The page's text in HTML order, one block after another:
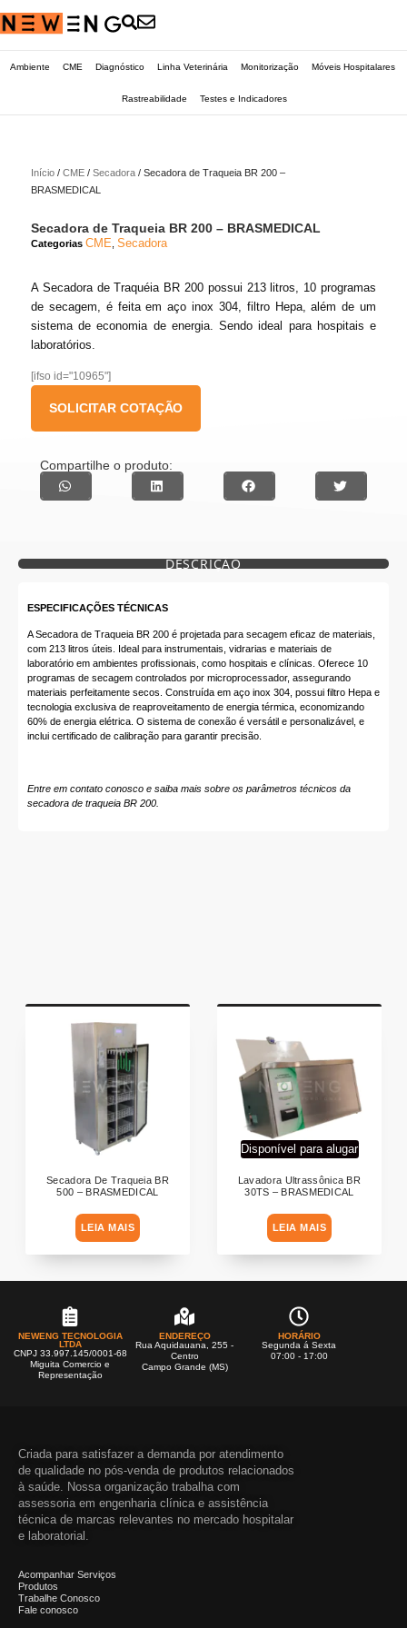
Ambiente CME Diagnóstico Linha Veterinária Monitorização Móveis Hospitalares
Rastreabilidade Testes e Indicadores
Início / CME / Secadora / Secadora de Traqueia BR 200 –
BRASMEDICAL
Secadora de Traqueia BR 200 – BRASMEDICAL
Categorias CME Secadora
A Secadora de Traquéia BR 200 possui 213 litros, 10 programas
de secagem, é feita em aço inox 304, filtro Hepa, além de um
sistema de economia de energia. Sendo ideal para hospitais e
laboratórios.
[ifso id="10965"]
SOLICITAR COTAÇÃO
Compartilhe o produto:
DESCRIÇÃO
ESPECIFICAÇÕES TÉCNICAS
A Secadora de Traqueia BR 200 é projetada para secagem eficaz de materiais,
com 213 litros úteis. Ideal para instrumentais, vidrarias e materiais de
laboratório em ambientes profissionais, como hospitais e clínicas. Oferece 10
programas de secagem controlados por microprocessador, assegurando
materiais perfeitamente secos. Construída em aço inox 304, possui filtro Hepa e
tecnologia exclusiva de reaproveitamento de energia térmica, economizando
60% de energia elétrica. O sistema de conexão é versátil e personalizável, e
inclui certificado de calibração para garantir precisão.
Entre em contato conosco e saiba mais sobre os parâmetros técnicos da
secadora de traqueia BR 200.
Secadora De Traqueia BR
500 – BRASMEDICAL
LEIA MAIS
Disponível para alugar
Lavadora Ultrassônica BR
30TS – BRASMEDICAL
LEIA MAIS
NEWENG TECNOLOGIA
LTDA
CNPJ 33.997.145/0001-68
Miguita Comercio e
Representação
ENDEREÇO
Rua Aquidauana, 255 -
Centro
Campo Grande (MS)
HORÁRIO
Segunda á Sexta
07:00 - 17:00
Criada para satisfazer a demanda por atendimento
de qualidade no pós-venda de produtos relacionados
à saúde. Nossa organização trabalha com
assessoria em engenharia clínica e assistência
técnica de marcas relevantes no mercado hospitalar
e laboratorial.
Acompanhar Serviços
Produtos
Trabalhe Conosco
Fale conosco